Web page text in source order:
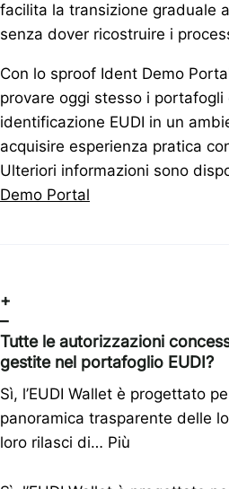
facilita la transizione graduale
senza dover ricostruire i
Con lo sproof Ident Demo
provare oggi stesso i portafogli
identificazione EUDI in un
acquisire esperienza pratica
Ulteriori informazioni sono
Demo Portal
+
–
Tutte le autorizzazioni
gestite nel portafoglio EUDI?
Sì, l’EUDI Wallet è progettato
panoramica trasparente delle
loro rilasci di… Più